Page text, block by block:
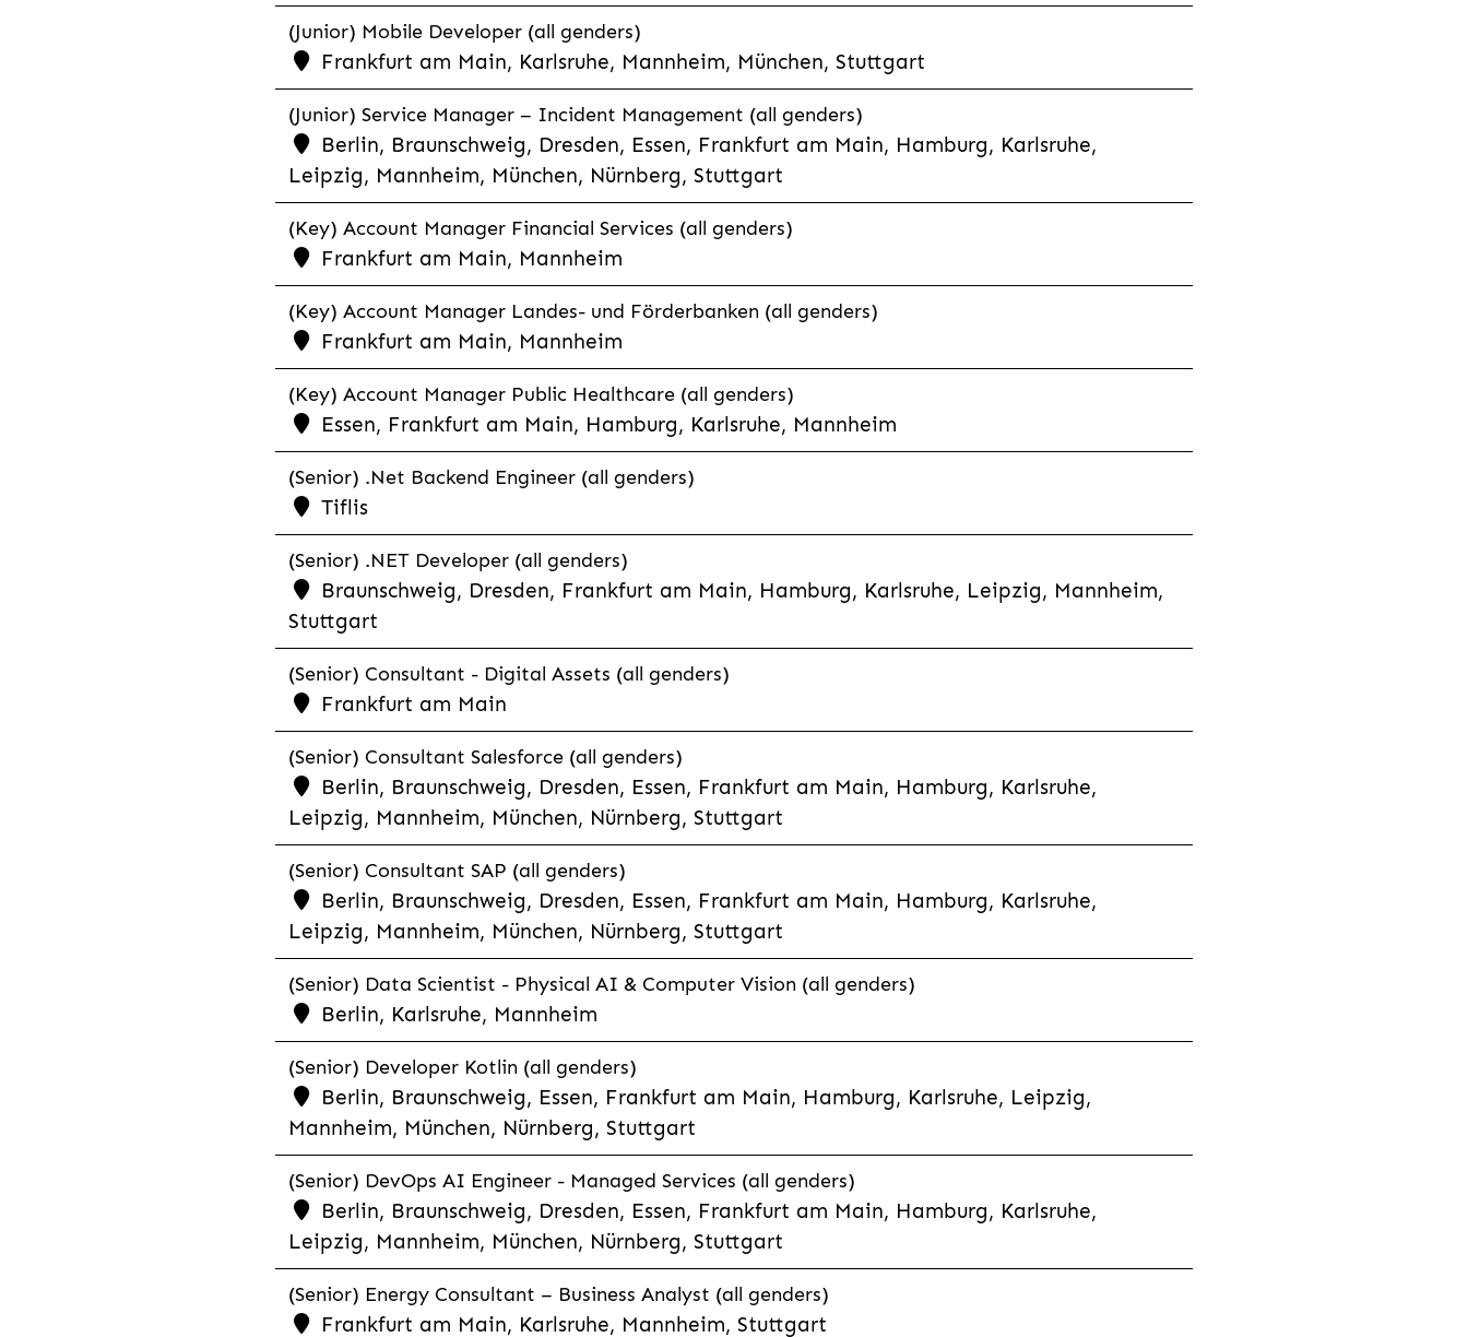
(Junior) Mobile Developer (all genders)
Frankfurt am Main, Karlsruhe, Mannheim, München, Stuttgart
(Junior) Service Manager – Incident Management (all genders)
Berlin, Braunschweig, Dresden, Essen, Frankfurt am Main, Hamburg, Karlsruhe,
Leipzig, Mannheim, München, Nürnberg, Stuttgart
(Key) Account Manager Financial Services (all genders)
Frankfurt am Main, Mannheim
(Key) Account Manager Landes- und Förderbanken (all genders)
Frankfurt am Main, Mannheim
(Key) Account Manager Public Healthcare (all genders)
Essen, Frankfurt am Main, Hamburg, Karlsruhe, Mannheim
(Senior) .Net Backend Engineer (all genders)
Tiflis
(Senior) .NET Developer (all genders)
Braunschweig, Dresden, Frankfurt am Main, Hamburg, Karlsruhe, Leipzig, Mannheim,
Stuttgart
(Senior) Consultant - Digital Assets (all genders)
Frankfurt am Main
(Senior) Consultant Salesforce (all genders)
Berlin, Braunschweig, Dresden, Essen, Frankfurt am Main, Hamburg, Karlsruhe,
Leipzig, Mannheim, München, Nürnberg, Stuttgart
(Senior) Consultant SAP (all genders)
Berlin, Braunschweig, Dresden, Essen, Frankfurt am Main, Hamburg, Karlsruhe,
Leipzig, Mannheim, München, Nürnberg, Stuttgart
(Senior) Data Scientist - Physical AI & Computer Vision (all genders)
Berlin, Karlsruhe, Mannheim
(Senior) Developer Kotlin (all genders)
Berlin, Braunschweig, Essen, Frankfurt am Main, Hamburg, Karlsruhe, Leipzig,
Mannheim, München, Nürnberg, Stuttgart
(Senior) DevOps AI Engineer - Managed Services (all genders)
Berlin, Braunschweig, Dresden, Essen, Frankfurt am Main, Hamburg, Karlsruhe,
Leipzig, Mannheim, München, Nürnberg, Stuttgart
(Senior) Energy Consultant – Business Analyst (all genders)
Frankfurt am Main, Karlsruhe, Mannheim, Stuttgart